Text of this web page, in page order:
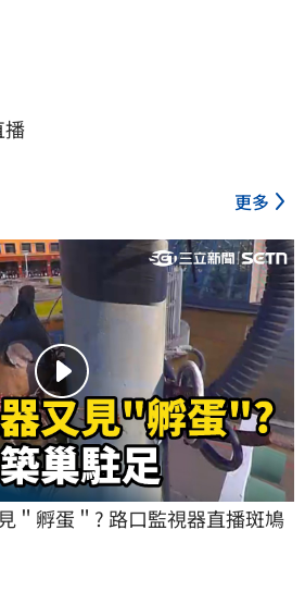
播
更多
＂孵蛋＂? 路口監視器直播斑鳩